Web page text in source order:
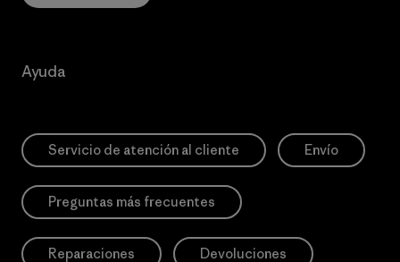
Ayuda
Servicio de atención al cliente Envío
Preguntas más frecuentes
Reparaciones Devoluciones